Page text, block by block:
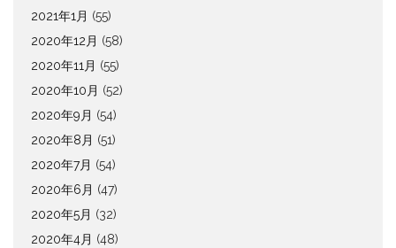
2021年1月 (55)
2020年12月 (58)
2020年11月 (55)
2020年10月 (52)
2020年9月 (54)
2020年8月 (51)
2020年7月 (54)
2020年6月 (47)
2020年5月 (32)
2020年4月 (48)